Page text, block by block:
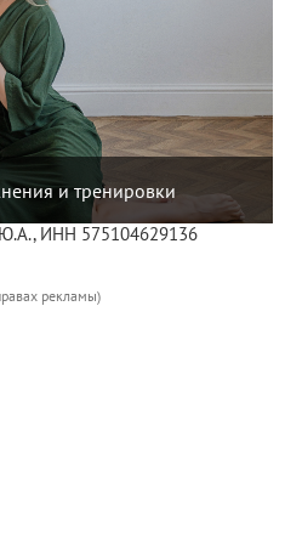
и тренировки
ИНН 575104629136
рекламы)